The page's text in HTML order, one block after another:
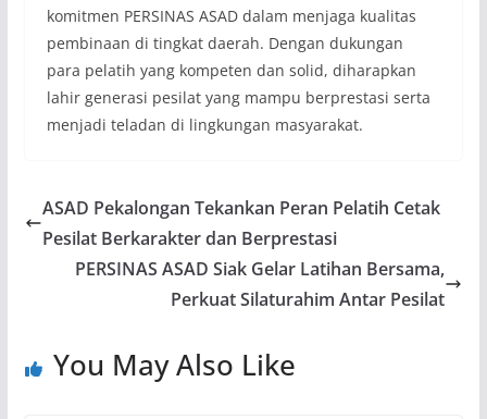
komitmen PERSINAS ASAD dalam menjaga kualitas
pembinaan di tingkat daerah. Dengan dukungan
para pelatih yang kompeten dan solid, diharapkan
lahir generasi pesilat yang mampu berprestasi serta
menjadi teladan di lingkungan masyarakat.
ASAD Pekalongan Tekankan Peran Pelatih Cetak
Pesilat Berkarakter dan Berprestasi
PERSINAS ASAD Siak Gelar Latihan Bersama,
Perkuat Silaturahim Antar Pesilat
You May Also Like